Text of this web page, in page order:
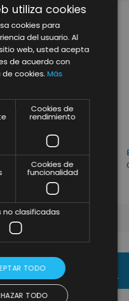
DE LA
(GRUPO
utiliza cookies
cookies para
del usuario. Al
web, usted acepta
de acuerdo con
de cookies.Más
Cookies de
rendimiento
Cookies de
funcionalidad
no clasificadas
TODO
TODO